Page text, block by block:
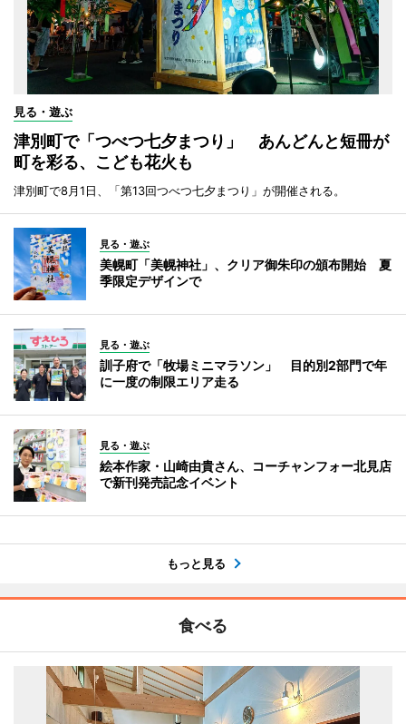
見る・遊ぶ
津別町で「つべつ七夕まつり」 あんどんと短冊が
町を彩る、こども花火も
津別町で8月1日、「第13回つべつ七夕まつり」が開催される。
見る・遊ぶ
美幌町「美幌神社」、クリア御朱印の頒布開始 夏
季限定デザインで
見る・遊ぶ
訓子府で「牧場ミニマラソン」 目的別2部門で年
に一度の制限エリア走る
見る・遊ぶ
絵本作家・山崎由貴さん、コーチャンフォー北見店
で新刊発売記念イベント
もっと見る
食べる